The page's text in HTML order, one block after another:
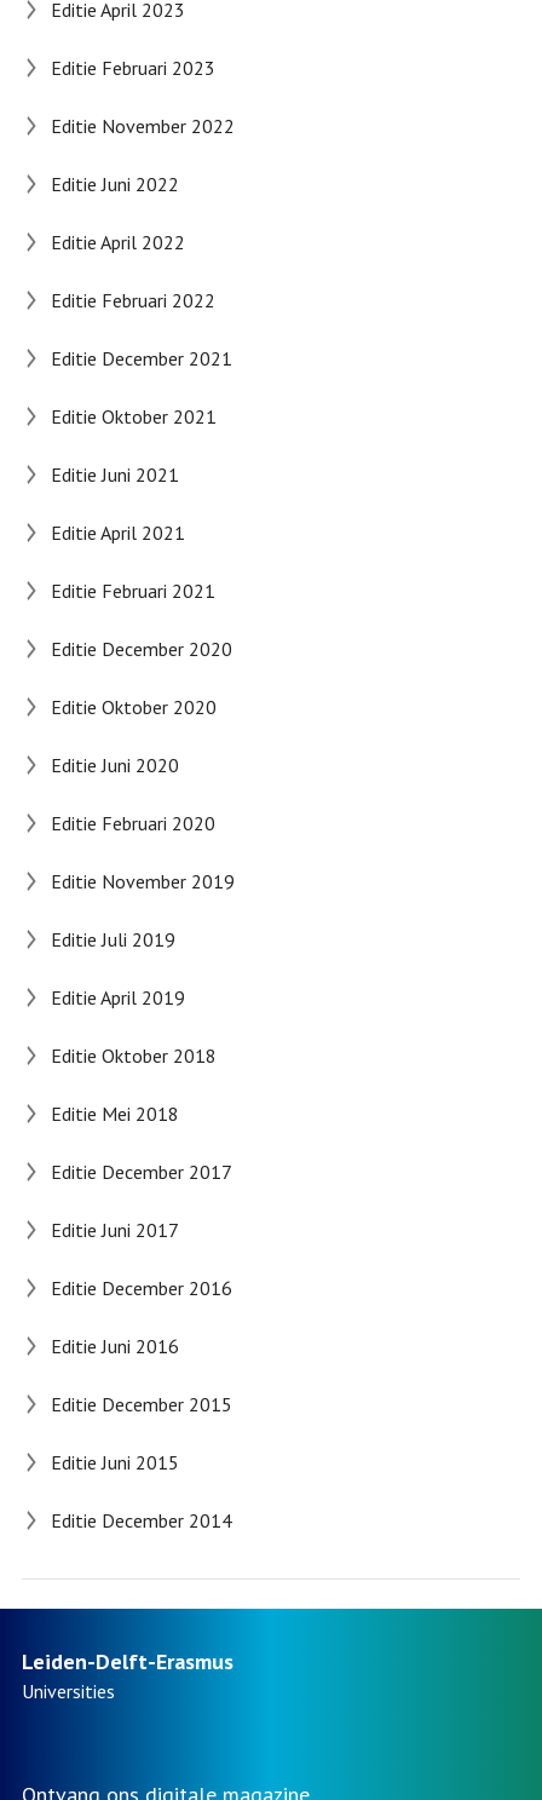
Editie April 2023
Editie Februari 2023
Editie November 2022
Editie Juni 2022
Editie April 2022
Editie Februari 2022
Editie December 2021
Editie Oktober 2021
Editie Juni 2021
Editie April 2021
Editie Februari 2021
Editie December 2020
Editie Oktober 2020
Editie Juni 2020
Editie Februari 2020
Editie November 2019
Editie Juli 2019
Editie April 2019
Editie Oktober 2018
Editie Mei 2018
Editie December 2017
Editie Juni 2017
Editie December 2016
Editie Juni 2016
Editie December 2015
Editie Juni 2015
Editie December 2014
Leiden-Delft-Erasmus
Universities